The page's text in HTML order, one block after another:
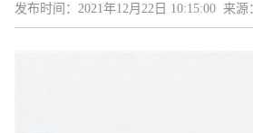
发布时间： 2021年12月22日 10:15:00 来源